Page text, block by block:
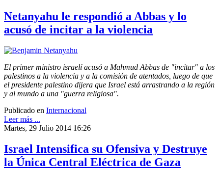
Netanyahu le respondió a Abbas y lo
acusó de incitar a la violencia
El primer ministro israelí acusó a Mahmud Abbas de "incitar" a los
palestinos a la violencia y a la comisión de atentados, luego de que
el presidente palestino dijera que Israel está arrastrando a la región
y al mundo a una "guerra religiosa".
Publicado en Internacional
Leer más ...
Martes, 29 Julio 2014 16:26
Israel Intensifica su Ofensiva y Destruye
la Única Central Eléctrica de Gaza